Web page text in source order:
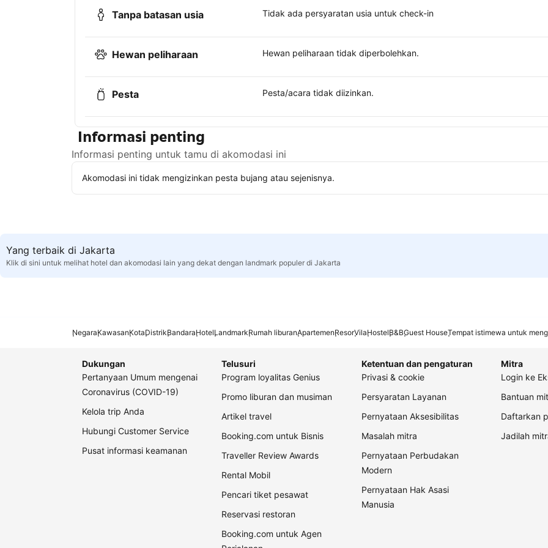
Tanpa batasan usia Tidak ada persyaratan usia untuk check-in
Hewan peliharaan Hewan peliharaan tidak diperbolehkan.
Pesta Pesta/acara tidak diizinkan.
Informasi penting
Informasi penting untuk tamu di akomodasi ini
Akomodasi ini tidak mengizinkan pesta bujang atau sejenisnya.
Yang terbaik di Jakarta
Klik di sini untuk melihat hotel dan akomodasi lain yang dekat dengan landmark populer di Jakarta
NegaraKawasanKotaDistrikBandaraHotelLandmarkRumah liburanApartemenResorVilaHostelB&BGuest HouseTempat istimewa untuk
Dukungan
Pertanyaan Umum mengenai
Coronavirus (COVID-19)
Kelola trip Anda
Hubungi Customer Service
Pusat informasi keamanan
Telusuri
Program loyalitas Genius
Promo liburan dan musiman
Artikel travel
Booking.com untuk Bisnis
Traveller Review Awards
Rental Mobil
Pencari tiket pesawat
Reservasi restoran
Booking.com untuk Agen
Ketentuan dan pengaturan
Privasi & cookie
Persyaratan Layanan
Pernyataan Aksesibilitas
Masalah mitra
Pernyataan Perbudakan
Modern
Pernyataan Hak Asasi
Manusia
Mitra
Login ke
Bantuan
Daftarkan
Jadilah